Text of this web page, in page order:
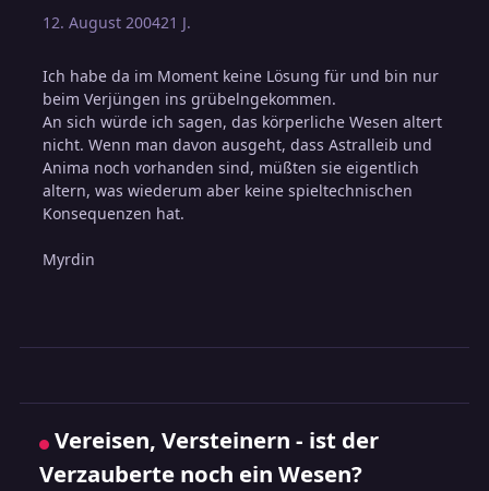
12. August 200421 J.
Ich habe da im Moment keine Lösung für und bin nur
beim Verjüngen ins grübelngekommen.
An sich würde ich sagen, das körperliche Wesen altert
nicht. Wenn man davon ausgeht, dass Astralleib und
Anima noch vorhanden sind, müßten sie eigentlich
altern, was wiederum aber keine spieltechnischen
Konsequenzen hat.
Myrdin
Vereisen, Versteinern - ist der
Verzauberte noch ein Wesen?